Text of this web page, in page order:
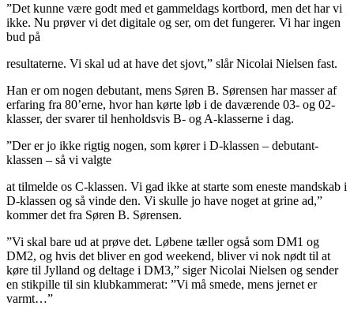
”Det kunne være godt med et gammeldags kortbord, men det har vi
ikke. Nu prøver vi det digitale og ser, om det fungerer. Vi har ingen
bud på
resultaterne. Vi skal ud at have det sjovt,” slår Nicolai Nielsen fast.
Han er om nogen debutant, mens Søren B. Sørensen har masser af
erfaring fra 80’erne, hvor han kørte løb i de daværende 03- og 02-
klasser, der svarer til henholdsvis B- og A-klasserne i dag.
”Der er jo ikke rigtig nogen, som kører i D-klassen – debutant-
klassen – så vi valgte
at tilmelde os C-klassen. Vi gad ikke at starte som eneste mandskab i
D-klassen og så vinde den. Vi skulle jo have noget at grine ad,”
kommer det fra Søren B. Sørensen.
”Vi skal bare ud at prøve det. Løbene tæller også som DM1 og
DM2, og hvis det bliver en god weekend, bliver vi nok nødt til at
køre til Jylland og deltage i DM3,” siger Nicolai Nielsen og sender
en stikpille til sin klubkammerat: ”Vi må smede, mens jernet er
varmt…”